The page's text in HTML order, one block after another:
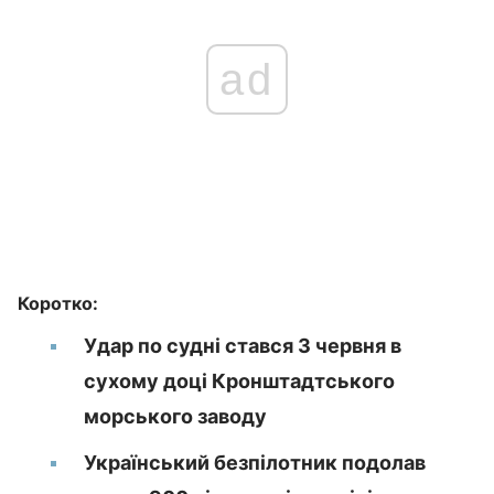
ad
Коротко:
Удар по судні стався 3 червня в
сухому доці Кронштадтського
морського заводу
Український безпілотник подолав